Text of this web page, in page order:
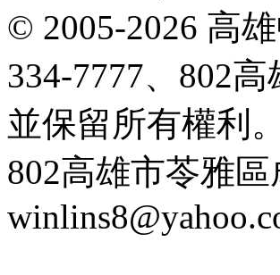
© 2005-2026 高
334-7777、802
並保留所有權利。
802高雄市苓雅區